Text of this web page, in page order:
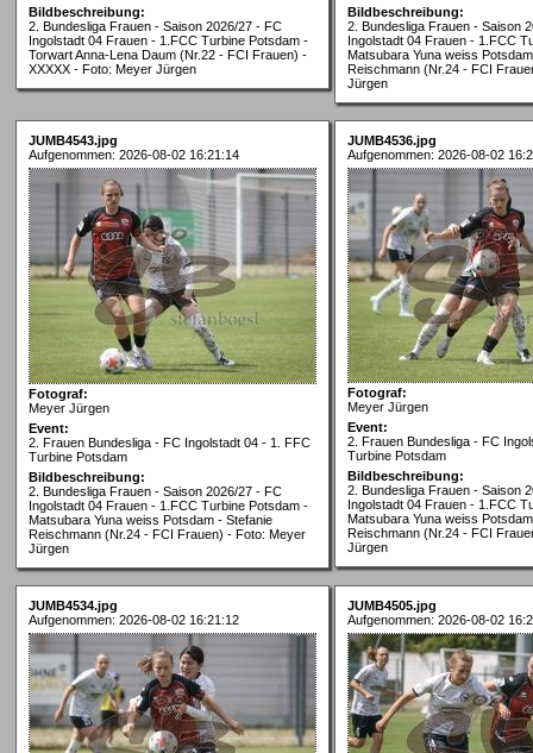
Bildbeschreibung:
2. Bundesliga Frauen - Saison 2026/27 - FC
Ingolstadt 04 Frauen - 1.FCC Turbine Potsdam -
Torwart Anna-Lena Daum (Nr.22 - FCI Frauen) -
XXXXX - Foto: Meyer Jürgen
Bildbeschreibung:
2. Bundesliga Frauen - Saison
Ingolstadt 04 Frauen - 1.FCC
Matsubara Yuna weiss
Reischmann (Nr.24 - FCI
Jürgen
JUMB4543.jpg
Aufgenommen: 2026-08-02 16:21:14
Fotograf:
Meyer Jürgen
Event:
2. Frauen Bundesliga - FC Ingolstadt 04 - 1. FFC
Turbine Potsdam
Bildbeschreibung:
2. Bundesliga Frauen - Saison 2026/27 - FC
Ingolstadt 04 Frauen - 1.FCC Turbine Potsdam -
Matsubara Yuna weiss Potsdam - Stefanie
Reischmann (Nr.24 - FCI Frauen) - Foto: Meyer
Jürgen
JUMB4536.jpg
Aufgenommen: 2026-08-02
Fotograf:
Meyer Jürgen
Event:
2. Frauen Bundesliga - FC
Turbine Potsdam
Bildbeschreibung:
2. Bundesliga Frauen - Saison
Ingolstadt 04 Frauen - 1.FCC
Matsubara Yuna weiss
Reischmann (Nr.24 - FCI
Jürgen
JUMB4534.jpg
Aufgenommen: 2026-08-02 16:21:12
JUMB4505.jpg
Aufgenommen: 2026-08-02